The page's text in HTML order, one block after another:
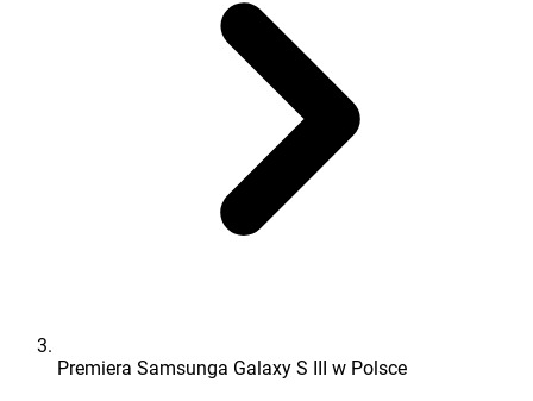
Premiera Samsunga Galaxy S III w Polsce